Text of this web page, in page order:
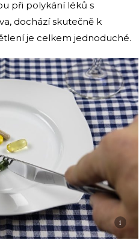
při polykání léků s
dochází skutečně k
je celkem jednoduché.
i